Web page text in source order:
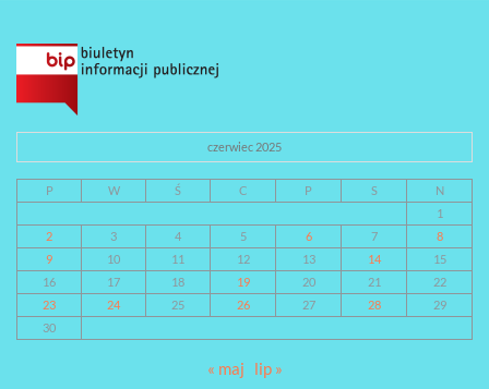
czerwiec 2025
P W Ś C P S
N
1
2
3 4 5 6 7
8
9
10 11 12 13 14
15
16
17 18 19 20 21
22
23
24 25 26 27 28
29
30
« maj lip »